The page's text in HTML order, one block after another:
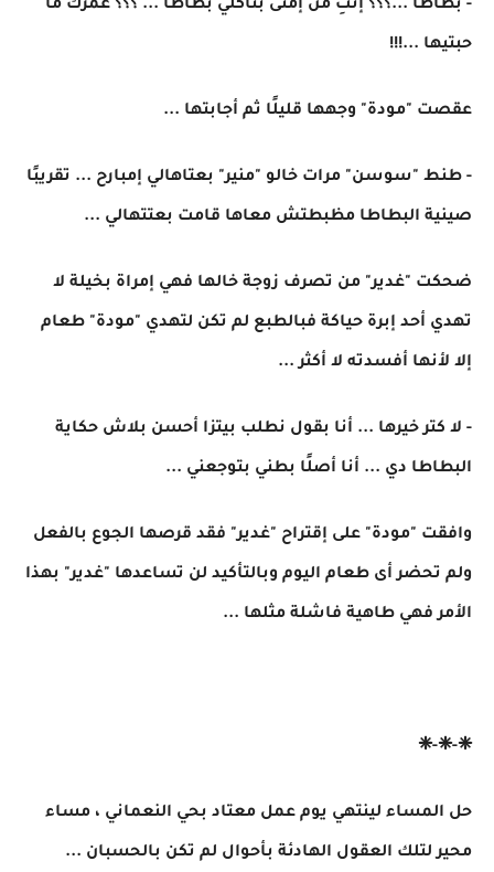
- بطاطا ...؟؟؟ إنتِ من إمتى بتاكلي بطاطا ... ؟؟؟ عمرك ما
حبتيها ...!!!
عقصت "مودة" وجهها قليلًا ثم أجابتها ...
- طنط "سوسن" مرات خالو "منير" بعتاهالي إمبارح ... تقريبًا
صينية البطاطا مظبطتش معاها قامت بعتتهالي ...
ضحكت "غدير" من تصرف زوجة خالها فهي إمراة بخيلة لا
تهدي أحد إبرة حياكة فبالطبع لم تكن لتهدي "مودة" طعام
إلا لأنها أفسدته لا أكثر ...
- لا كتر خيرها ... أنا بقول نطلب بيتزا أحسن بلاش حكاية
البطاطا دي ... أنا أصلًا بطني بتوجعني ...
وافقت "مودة" على إقتراح "غدير" فقد قرصها الجوع بالفعل
ولم تحضر أى طعام اليوم وبالتأكيد لن تساعدها "غدير" بهذا
الأمر فهي طاهية فاشلة مثلها ...
❈-❈-❈
حل المساء لينتهي يوم عمل معتاد بحي النعماني ، مساء
محير لتلك العقول الهادئة بأحوال لم تكن بالحسبان ...